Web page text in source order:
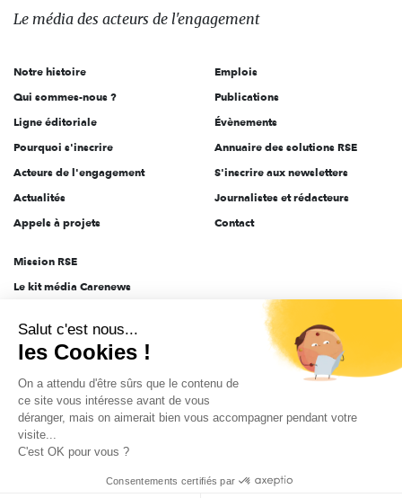
des
l'engagement
Le média des acteurs de l'engagement
Notre histoire
Qui sommes-nous ?
Ligne éditoriale
Pourquoi s'inscrire
Acteurs de l'engagement
Actualités
Appels à projets
Emplois
Publications
Évènements
Annuaire des solutions RSE
S'inscrire aux newsletters
Journalistes et rédacteurs
Contact
Mission RSE
Le kit média Carenews
AEF info
Novethic
PRODURABLE
Inclusiv Day
Données personnelles Mentions légales 2025-2026 Tout droits réservés
Salut c'est nous...
les Cookies !
On a attendu d'être sûrs que le contenu de
ce site vous intéresse avant de vous
déranger, mais on aimerait bien vous accompagner pendant votre
visite...
C'est OK pour vous ?
Consentements certifiés par